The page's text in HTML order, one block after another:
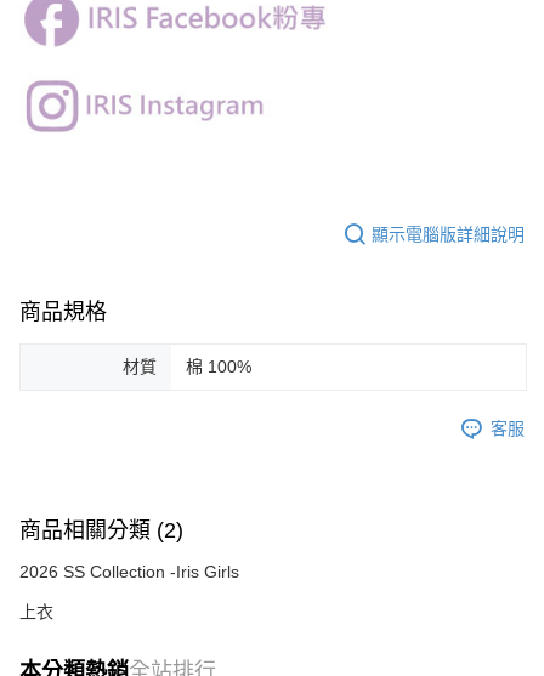
顯示電腦版詳細說明
商品規格
材質 棉 100%
客服
商品相關分類 (2)
2026 SS Collection -Iris Girls
上衣
本分類熱銷全站排行